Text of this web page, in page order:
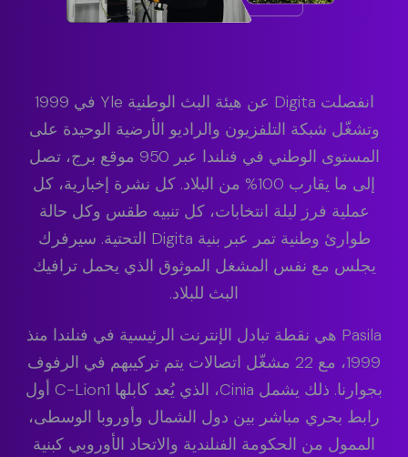
انفصلت Digita عن هيئة البث الوطنية Yle في 1999
وتشغّل شبكة التلفزيون والراديو الأرضية الوحيدة على
المستوى الوطني في فنلندا عبر 950 موقع برج، تصل
إلى ما يقارب 100% من البلاد. كل نشرة إخبارية، كل
عملية فرز ليلة انتخابات، كل تنبيه طقس وكل حالة
طوارئ وطنية تمر عبر بنية Digita التحتية. سيرفرك
يجلس مع نفس المشغل الموثوق الذي يحمل ترافيك
البث للبلاد.
Pasila هي نقطة تبادل الإنترنت الرئيسية في فنلندا منذ
1999، مع 22 مشغّل اتصالات يتم تركيبهم في الرفوف
بجوارنا. ذلك يشمل Cinia، الذي يُعد كابلها C-Lion1 أول
رابط بحري مباشر بين دول الشمال وأوروبا الوسطى،
الممول من الحكومة الفنلندية والاتحاد الأوروبي كبنية